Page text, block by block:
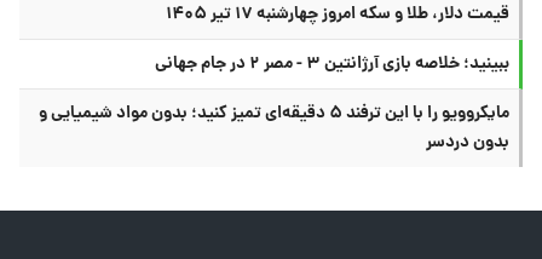
قیمت دلار، طلا و سکه امروز چهارشنبه ۱۷ تیر ۱۴۰۵
ببینید؛ خلاصه بازی آرژانتین ۳ - مصر ۲ در جام جهانی
مایکروویو را با این ترفند ۵ دقیقه‌ای تمیز کنید؛ بدون مواد شیمیایی و
بدون دردسر